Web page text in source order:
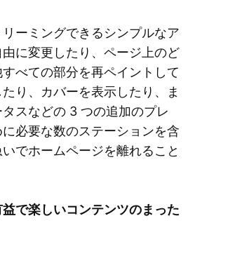
ーミングできるシンプルなア
に変更したり、ページ上のど
べての部分を再ペイントして
り、カバーを表示したり、ま
スなどの 3 つの追加のプレ
必要な数のステーションを含
でホームページを離れること
で楽しいコンテンツのまった